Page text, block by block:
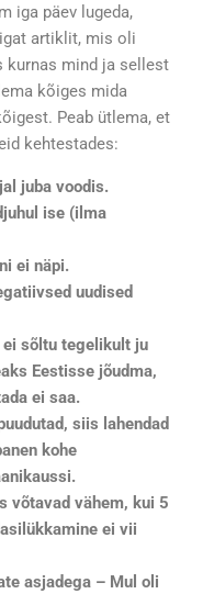
iga päev lugeda,
artiklit, mis oli
kurnas mind ja sellest
kõiges mida
Peab ütlema, et
kehtestades:
juba voodis.
ise (ilma
ei näpi.
uudised
sõltu tegelikult ju
Eestisse jõudma,
ei saa.
siis lahendad
kohe
võtavad vähem, kui 5
ei vii
asjadega – Mul oli